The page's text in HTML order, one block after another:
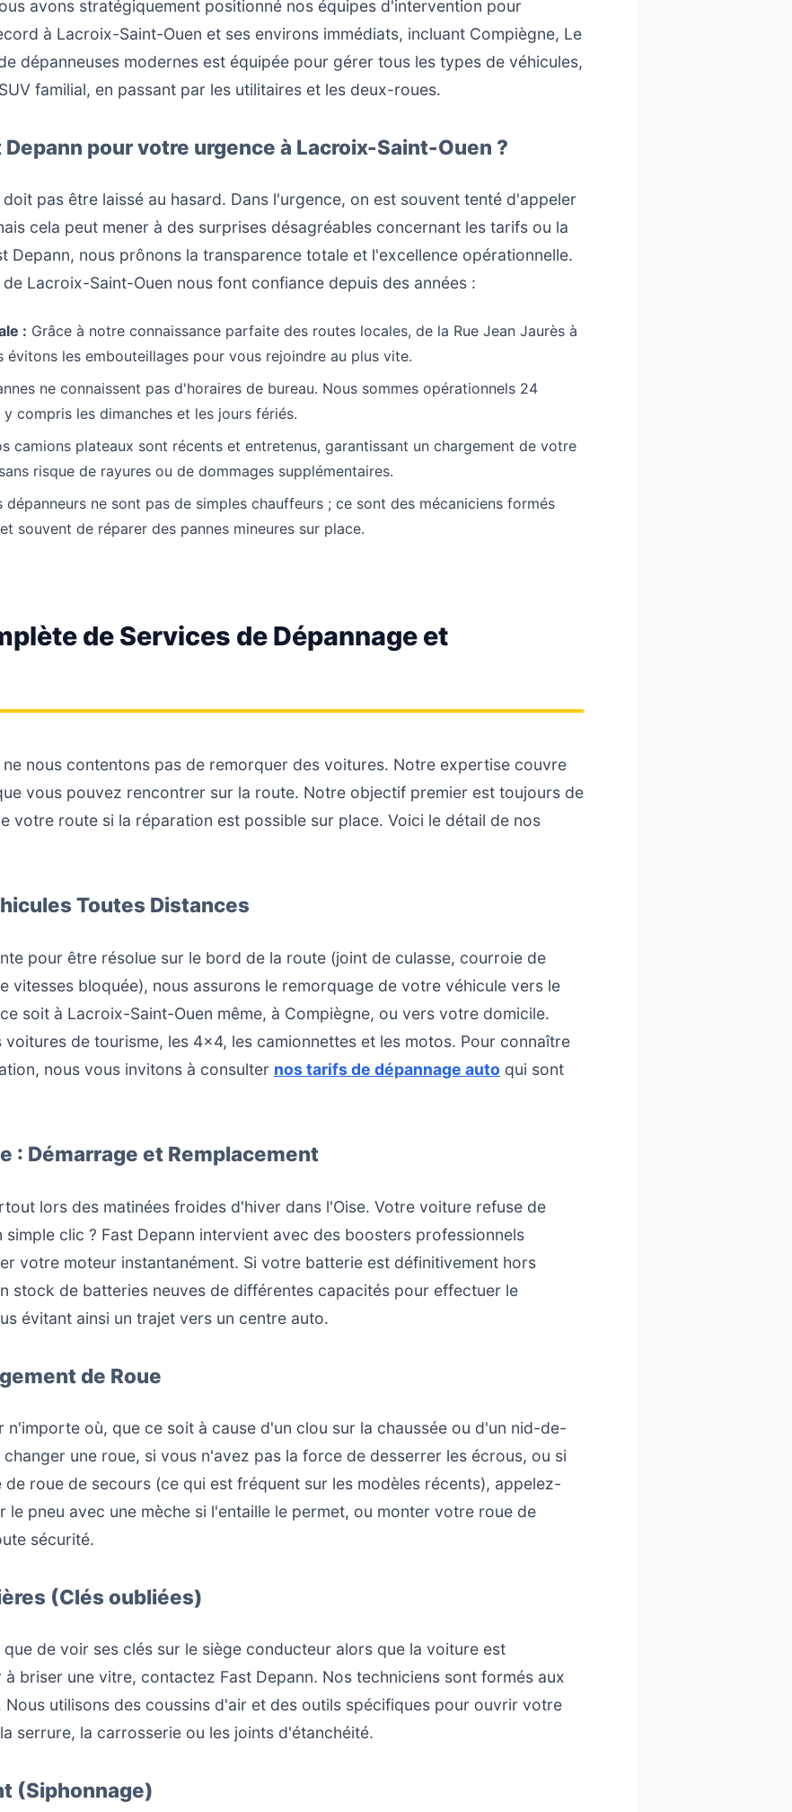
avons stratégiquement positionné nos équipes d'intervention pour
à Lacroix-Saint-Ouen et ses environs immédiats, incluant Compiègne, Le
dépanneuses modernes est équipée pour gérer tous les types de véhicules,
familial, en passant par les utilitaires et les deux-roues.
pour votre urgence à Lacroix-Saint-Ouen ?
pas être laissé au hasard. Dans l'urgence, on est souvent tenté d'appeler
cela peut mener à des surprises désagréables concernant les tarifs ou la
Depann, nous prônons la transparence totale et l'excellence opérationnelle.
Lacroix-Saint-Ouen nous font confiance depuis des années :
: Grâce à notre connaissance parfaite des routes locales, de la Rue Jean Jaurès à
évitons les embouteillages pour vous rejoindre au plus vite.
ne connaissent pas d'horaires de bureau. Nous sommes opérationnels 24
y compris les dimanches et les jours fériés.
camions plateaux sont récents et entretenus, garantissant un chargement de votre
risque de rayures ou de dommages supplémentaires.
dépanneurs ne sont pas de simples chauffeurs ; ce sont des mécaniciens formés
souvent de réparer des pannes mineures sur place.
de Services de Dépannage et
nous contentons pas de remorquer des voitures. Notre expertise couvre
vous pouvez rencontrer sur la route. Notre objectif premier est toujours de
votre route si la réparation est possible sur place. Voici le détail de nos
Toutes Distances
pour être résolue sur le bord de la route (joint de culasse, courroie de
vitesses bloquée), nous assurons le remorquage de votre véhicule vers le
soit à Lacroix-Saint-Ouen même, à Compiègne, ou vers votre domicile.
voitures de tourisme, les 4x4, les camionnettes et les motos. Pour connaître
nous vous invitons à consulter nos tarifs de dépannage auto qui sont
: Démarrage et Remplacement
lors des matinées froides d'hiver dans l'Oise. Votre voiture refuse de
clic ? Fast Depann intervient avec des boosters professionnels
votre moteur instantanément. Si votre batterie est définitivement hors
stock de batteries neuves de différentes capacités pour effectuer le
évitant ainsi un trajet vers un centre auto.
de Roue
n'importe où, que ce soit à cause d'un clou sur la chaussée ou d'un nid-de-
une roue, si vous n'avez pas la force de desserrer les écrous, ou si
roue de secours (ce qui est fréquent sur les modèles récents), appelez-
le pneu avec une mèche si l'entaille le permet, ou monter votre roue de
sécurité.
(Clés oubliées)
de voir ses clés sur le siège conducteur alors que la voiture est
briser une vitre, contactez Fast Depann. Nos techniciens sont formés aux
utilisons des coussins d'air et des outils spécifiques pour ouvrir votre
serrure, la carrosserie ou les joints d'étanchéité.
(Siphonnage)